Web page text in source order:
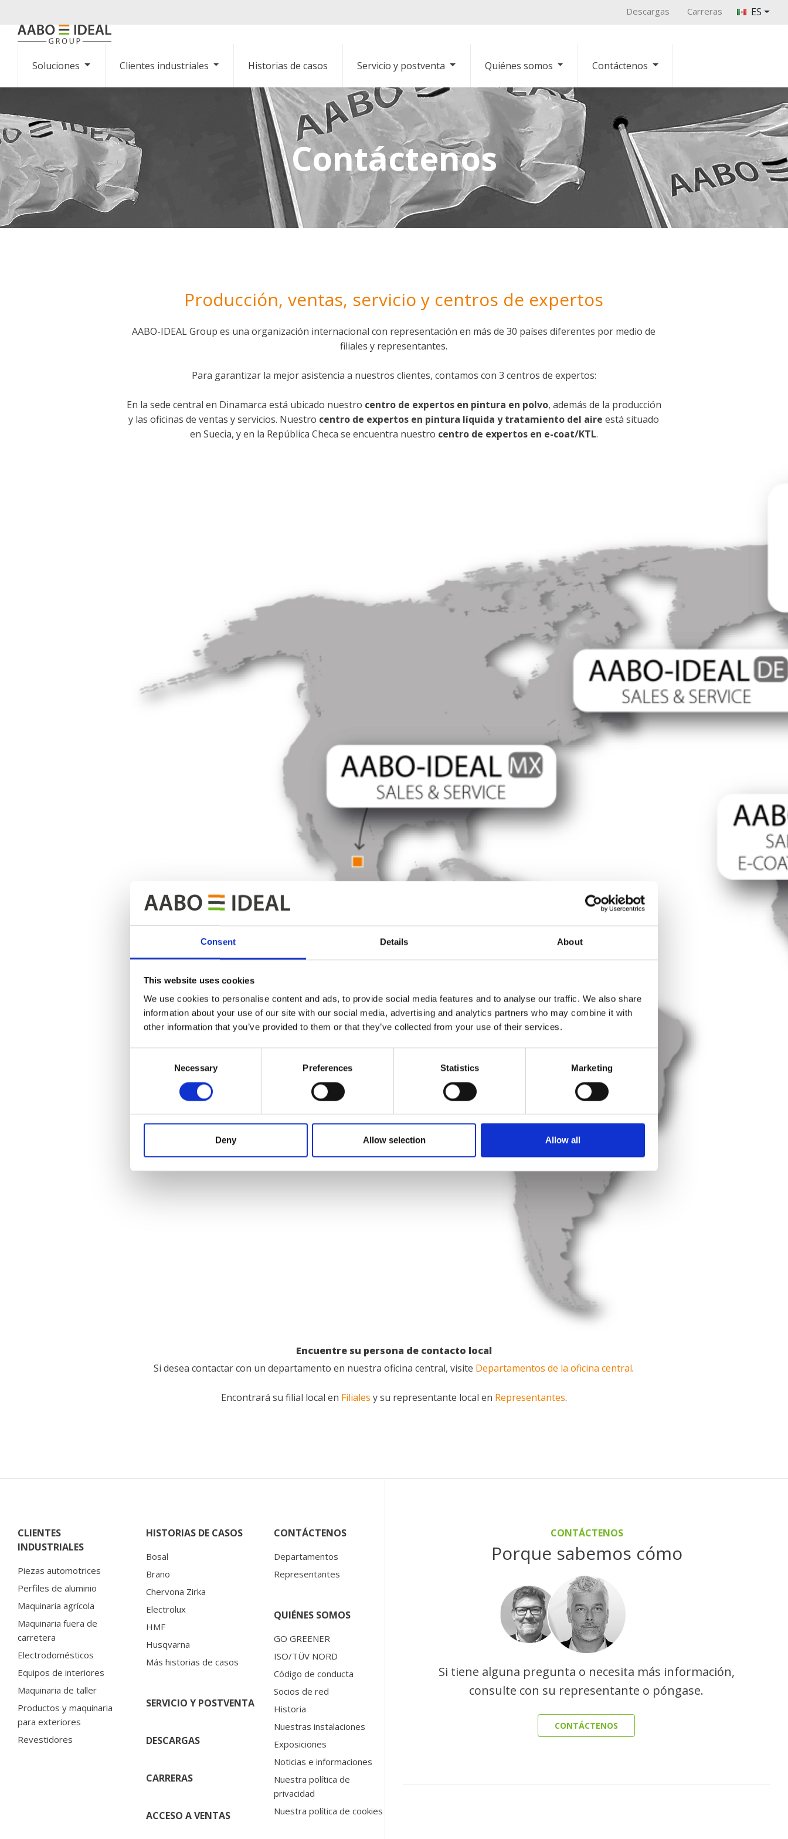
Consent Details About
This website uses cookies
We use cookies to personalise content and ads, to provide social media features and to analyse our traffic. We also share
information about your use of our site with our social media, advertising and analytics partners who may combine it with
other information that you’ve provided to them or that they’ve collected from your use of their services.
Necessary Preferences Statistics Marketing
Deny Allow selection Allow all
Descargas Carreras ES
Soluciones Clientes industriales Historias de casos Servicio y postventa Quiénes somos Contáctenos
Contáctenos
Producción, ventas, servicio y centros de expertos
AABO-IDEAL Group es una organización internacional con representación en más de 30 países diferentes por medio de
filiales y representantes.
Para garantizar la mejor asistencia a nuestros clientes, contamos con 3 centros de expertos:
En la sede central en Dinamarca está ubicado nuestro centro de expertos en pintura en polvo, además de la producción
y las oficinas de ventas y servicios. Nuestro centro de expertos en pintura líquida y tratamiento del aire está situado
en Suecia, y en la República Checa se encuentra nuestro centro de expertos en e-coat/KTL.
Encuentre su persona de contacto local
Si desea contactar con un departamento en nuestra oficina central, visite Departamentos de la oficina central.
Encontrará su filial local en Filiales y su representante local en Representantes.
CLIENTES
INDUSTRIALES
Piezas automotrices
Perfiles de aluminio
Maquinaria agrícola
Maquinaria fuera de
carretera
Electrodomésticos
Equipos de interiores
Maquinaria de taller
Productos y maquinaria
para exteriores
Revestidores
HISTORIAS DE CASOS
Bosal
Brano
Chervona Zirka
Electrolux
HMF
Husqvarna
Más historias de casos
SERVICIO Y POSTVENTA
DESCARGAS
CARRERAS
ACCESO A VENTAS
CONTÁCTENOS
Departamentos
Representantes
QUIÉNES SOMOS
GO GREENER
ISO/TÜV NORD
Código de conducta
Socios de red
Historia
Nuestras instalaciones
Exposiciones
Noticias e informaciones
Nuestra política de
privacidad
Nuestra política de cookies
CONTÁCTENOS
Porque sabemos cómo
Si tiene alguna pregunta o necesita más información,
consulte con su representante o póngase.
CONTÁCTENOS